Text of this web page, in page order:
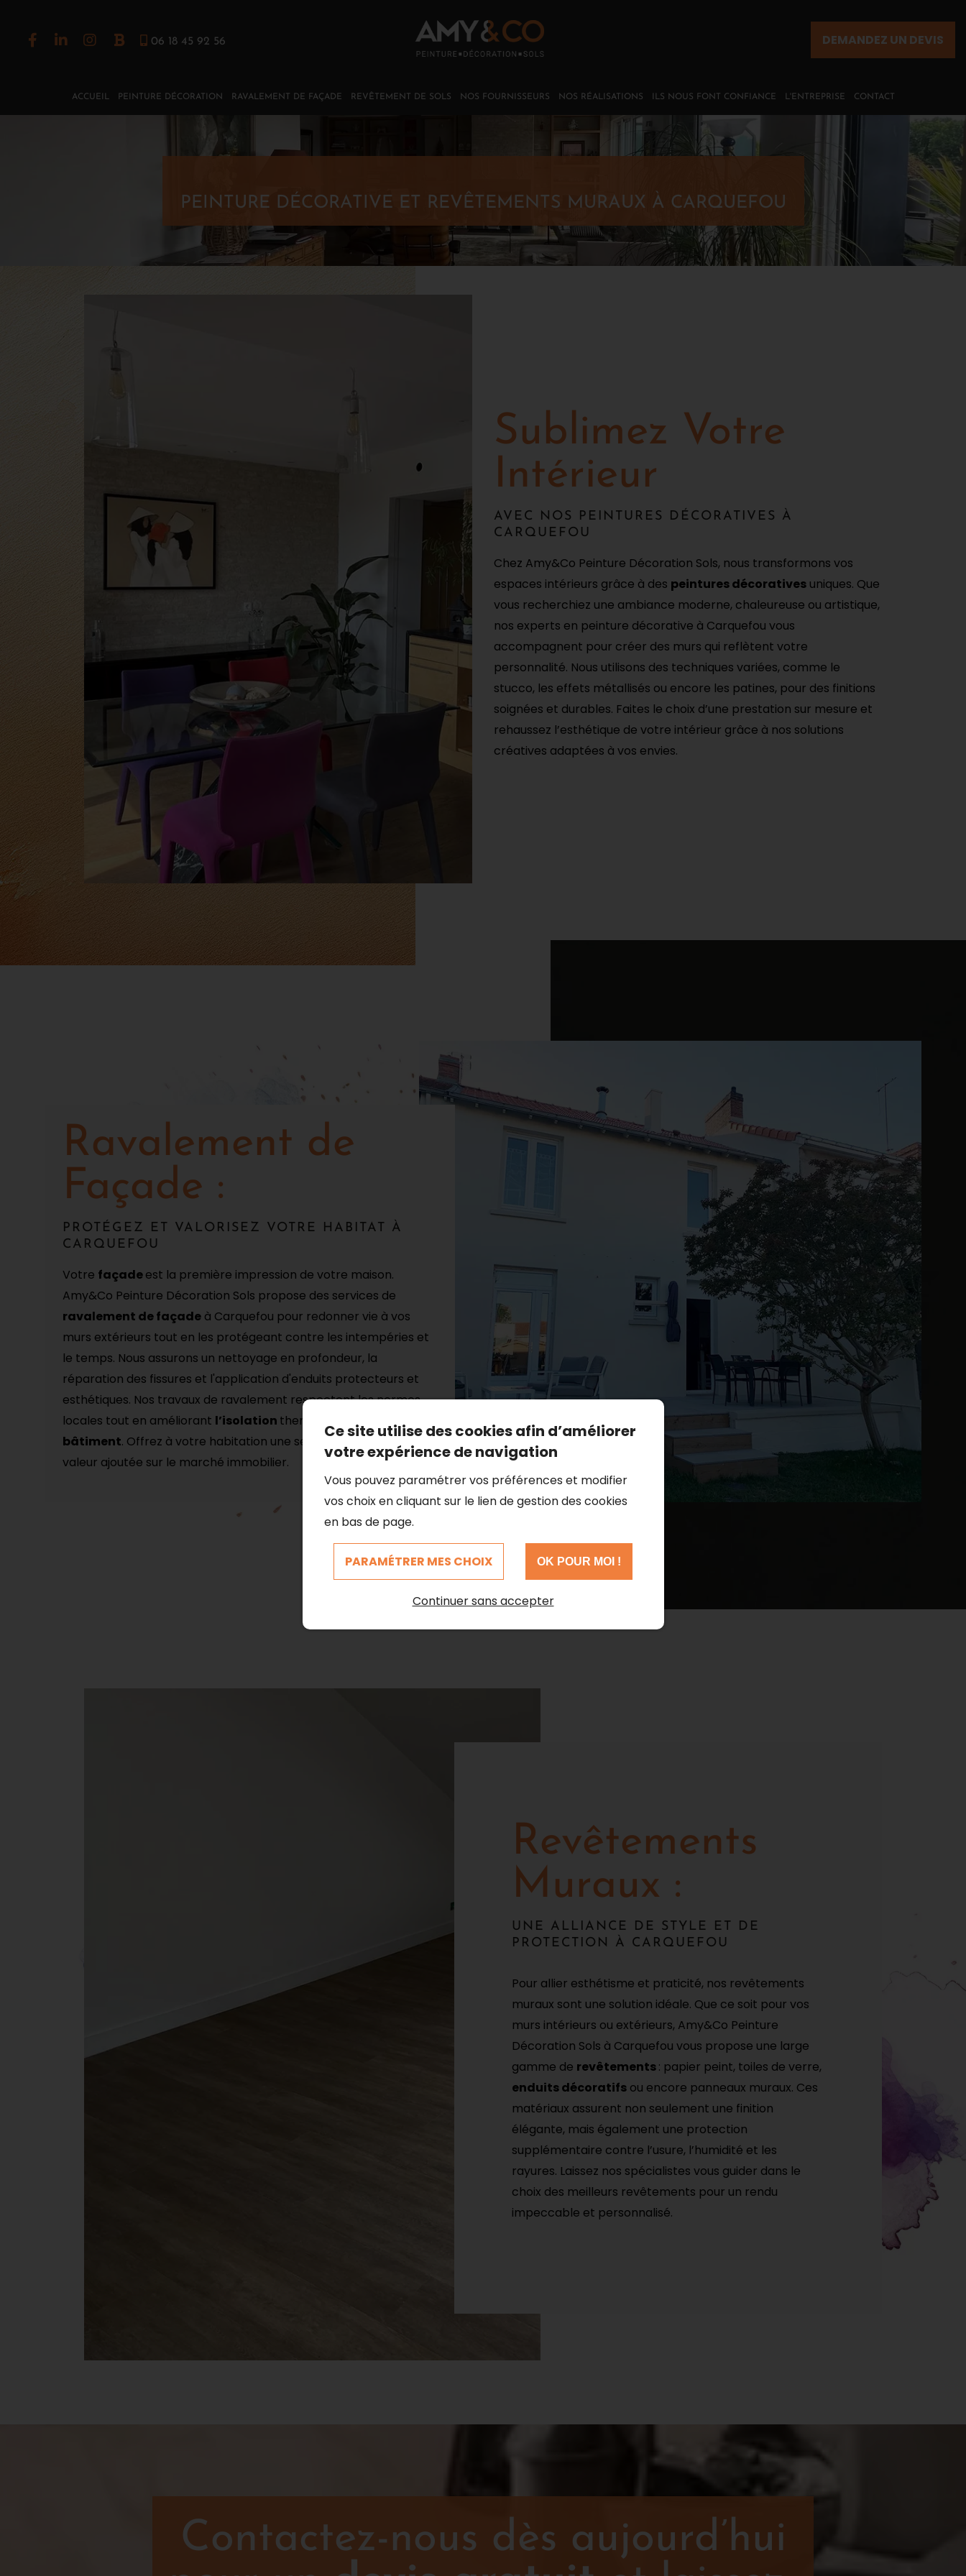
ACCUEIL PEINTURE DÉCORATION RAVALEMENT DE FAÇADE REVÊTEMENT DE SOLS NOS FOURNISSEURS NOS RÉALISATIONS ILS NOUS FONT CONFIANCE L'ENTREPRISE CONTACT
06 18 45 92 56 DEMANDEZ UN DEVIS
PEINTURE DÉCORATIVE ET REVÊTEMENTS MURAUX À CARQUEFOU
Sublimez Votre
Intérieur
AVEC NOS PEINTURES DÉCORATIVES À
CARQUEFOU
Chez Amy&Co Peinture Décoration Sols, nous transformons vos
espaces intérieurs grâce à des peintures décoratives uniques. Que
vous recherchiez une ambiance moderne, chaleureuse ou artistique,
nos experts en peinture décorative à Carquefou vous
accompagnent pour créer des murs qui reflètent votre
personnalité. Nous utilisons des techniques variées, comme le
stucco, les effets métallisés ou encore les patines, pour des finitions
soignées et durables. Faites le choix d’une prestation sur mesure et
rehaussez l’esthétique de votre intérieur grâce à nos solutions
créatives adaptées à vos envies.
Ravalement de
Façade :
PROTÉGEZ ET VALORISEZ VOTRE HABITAT À
CARQUEFOU
Votre façadeest la première impression de votre maison.
Amy&Co Peinture Décoration Sols propose des services de
ravalement de façade à Carquefou pour redonner vie à vos
murs extérieurs tout en les protégeant contre les intempéries et
le temps. Nous assurons un nettoyage en profondeur, la
réparation des fissures et l'application d'enduits protecteurs et
esthétiques. Nos travaux de ravalement respectent les normes
locales tout en améliorant l’isolation thermique de votre
bâtiment. Offrez à votre habitation une seconde jeunesse et une
valeur ajoutée sur le marché immobilier.
Revêtements
Muraux :
UNE ALLIANCE DE STYLE ET DE
PROTECTION À CARQUEFOU
Pour allier esthétisme et praticité, nos revêtements
muraux sont une solution idéale. Que ce soit pour vos
murs intérieurs ou extérieurs, Amy&Co Peinture
Décoration Sols à Carquefou vous propose une large
gamme de revêtements: papier peint, toiles de verre,
enduits décoratifs ou encore panneaux muraux. Ces
matériaux assurent non seulement une finition
élégante, mais également une protection
supplémentaire contre l’usure, l’humidité et les
rayures. Laissez nos spécialistes vous guider dans le
choix des meilleurs revêtements pour un rendu
impeccable et personnalisé.
Contactez-nous dès aujourd’hui
Ce site utilise des cookies afin d’améliorer
votre expérience de navigation
Vous pouvez paramétrer vos préférences et modifier
vos choix en cliquant sur le lien de gestion des cookies
en bas de page.
PARAMÉTRER MES CHOIX OK POUR MOI !
Continuer sans accepter